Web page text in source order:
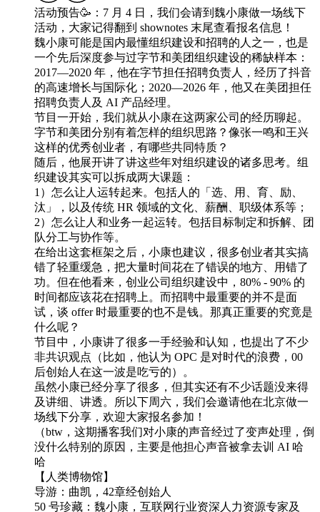
活动预告🥳：7 月 4 日，我们会请到魏小康做一场线下
活动，大家记得翻到 shownotes 末尾查看报名信息！
魏小康可能是国内最懂组织建设和招聘的人之一，也是
一个先后深度参与过字节和美团组织建设的稀缺样本：
2017—2020 年，他在字节担任招聘负责人，经历了抖音
的高速增长与国际化；2020—2026 年，他又在美团担任
招聘负责人及 AI 产品经理。
节目一开始，我们就从小康在这两家公司的经历聊起。
字节和美团分别有着怎样的组织思路？像张一鸣和王兴
这样的优秀创业者，有哪些共同特质？
随后，他展开讲了讲这些年对组织建设的诸多思考。组
织建设其实可以拆成两大课题：
1）怎么让人运转起来。包括人的「选、用、育、励、
汰」，以及传统 HR 领域的文化、薪酬、职级体系等；
2）怎么让人和业务一起运转。包括目标制定和拆解、团
队分工与协作等。
在给出这套框架之后，小康也建议，很多创业者其实搞
错了轻重缓急，把大量时间花在了错误的地方、用错了
功。但在他看来，创业公司组织建设中，80% - 90% 的
时间都应该花在招聘上。而招聘中最重要的并不是面
试，谈 offer 时最重要的也不是钱。那真正重要的究竟是
什么呢？
节目中，小康讲了很多一手经验和认知，也提出了不少
非共识观点（比如，他认为 OPC 是对时代的浪费，00
后创始人在这一波是吃亏的）。
虽然小康已经分享了很多，但其实还有不少话题没来得
及讲细、讲透。所以下周六，我们会邀请他在北京做一
场线下分享，欢迎大家报名参加！
（btw，这期播客我们对小康的声音经过了变声处理，倒
没什么特别的原因，主要是他担心声音被拿去训 AI 哈
哈
【人类博物馆】
导游：曲凯，42章经创始人
50 号珍藏：魏小康，互联网行业资深人力资源专家及